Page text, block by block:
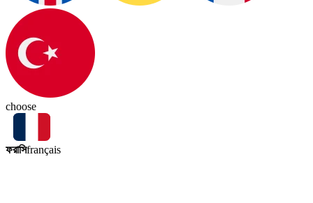
choose
ফরাসিfrançais